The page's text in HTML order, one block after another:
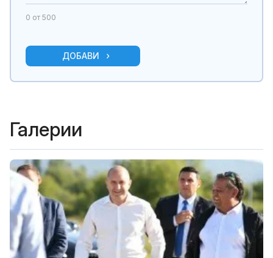
0 от 500
ДОБАВИ
Галерии